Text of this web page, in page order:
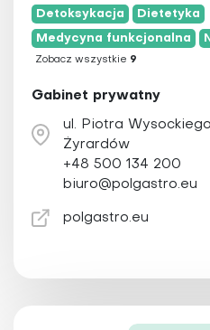
Detoksykacja Dietetyka
Medycyna funkcjonalna
Zobacz wszystkie 9
Gabinet prywatny
ul. Piotra
Żyrardów
+48 500 134 200
biuro@polgastro.eu
polgastro.eu